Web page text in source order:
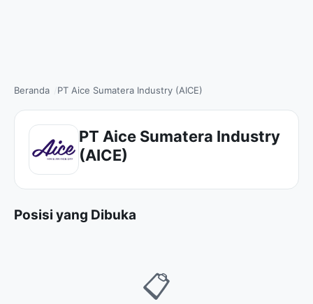
Beranda PT Aice Sumatera Industry (AICE)
PT Aice Sumatera Industry
(AICE)
Posisi yang Dibuka
📋